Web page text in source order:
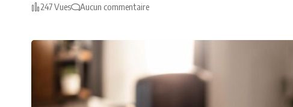
247 Vues Aucun commentaire